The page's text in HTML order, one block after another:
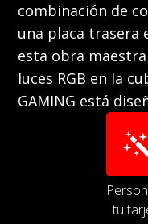
combinación de
una placa trasera
esta obra
luces RGB en la
GAMING está
tu